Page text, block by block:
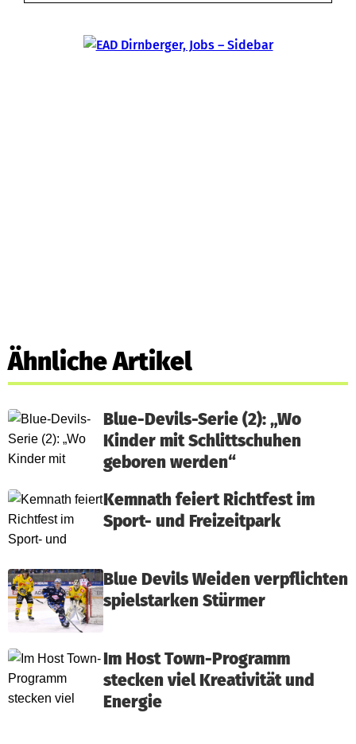
Ähnliche Artikel
Blue-Devils-Serie (2): „Wo
Kinder mit Schlittschuhen
geboren werden“
Kemnath feiert Richtfest im
Sport- und Freizeitpark
Blue Devils Weiden verpflichten
spielstarken Stürmer
Im Host Town-Programm
stecken viel Kreativität und
Energie